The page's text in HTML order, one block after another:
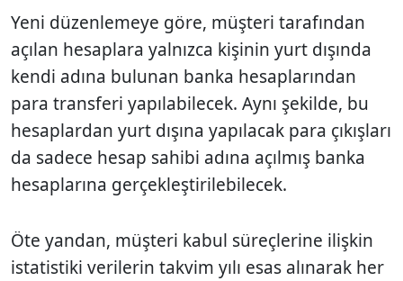
Yeni düzenlemeye göre, müşteri tarafından
açılan hesaplara yalnızca kişinin yurt dışında
kendi adına bulunan banka hesaplarından
para transferi yapılabilecek. Aynı şekilde, bu
hesaplardan yurt dışına yapılacak para çıkışları
da sadece hesap sahibi adına açılmış banka
hesaplarına gerçekleştirilebilecek.
Öte yandan, müşteri kabul süreçlerine ilişkin
istatistiki verilerin takvim yılı esas alınarak her